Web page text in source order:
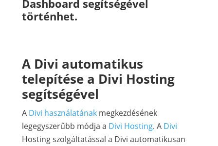
Dashboard segítségével
történhet.
A Divi automatikus
telepítése a Divi Hosting
segítségével
A Divi használatánakmegkezdésének
legegyszerűbb módja a Divi Hosting. A Divi
Hosting szolgáltatással a Divi automatikusan